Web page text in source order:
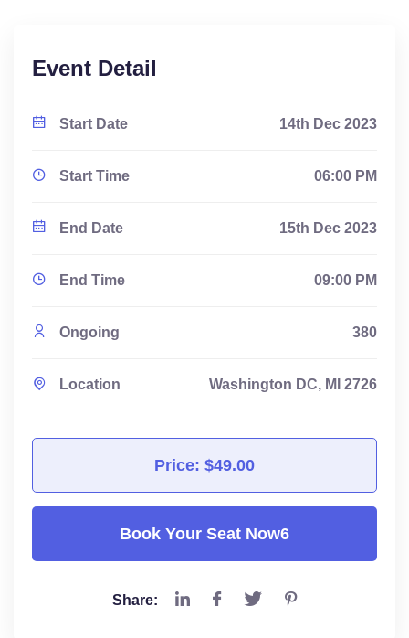
Event Detail
Start Date 14th Dec 2023
Start Time 06:00 PM
End Date 15th Dec 2023
End Time 09:00 PM
Ongoing 380
Location Washington DC, MI 2726
Price: $49.00
Book Your Seat Now6
Share: